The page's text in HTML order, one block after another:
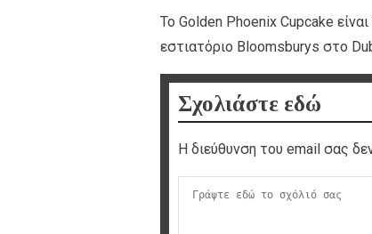
Το Golden Phoenix Cupcake
εστιατόριο Bloomsburys στο
Σχολιάστε εδώ
Η διεύθυνση του email σας